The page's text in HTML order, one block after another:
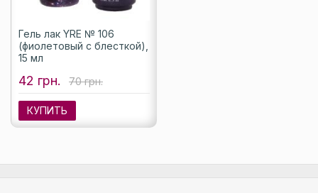
Гель лак YRE № 106
(фиолетовый с блесткой),
15 мл
42 грн. 70 грн.
КУПИТЬ